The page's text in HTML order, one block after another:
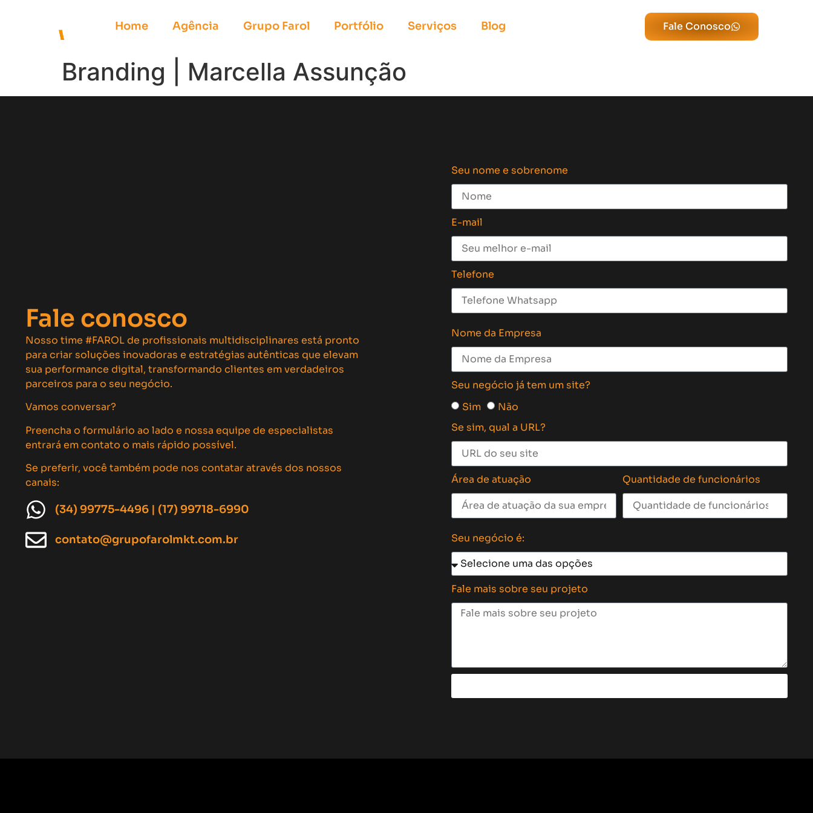
Home Agência Grupo Farol Portfólio Serviços Blog Fale Conosco
Branding | Marcella Assunção
Fale conosco
Nosso time #FAROL de profissionais multidisciplinares está pronto
para criar soluções inovadoras e estratégias autênticas que elevam
sua performance digital, transformando clientes em verdadeiros
parceiros para o seu negócio.
Vamos conversar?
Preencha o formulário ao lado e nossa equipe de especialistas
entrará em contato o mais rápido possível.
Se preferir, você também pode nos contatar através dos nossos
canais:
(34) 99775-4496 | (17) 99718-6990
contato@grupofarolmkt.com.br
Seu nome e sobrenome
E-mail
Telefone
Nome da Empresa
Seu negócio já tem um site?
Sim
Não
Se sim, qual a URL?
Área de atuação Quantidade de funcionários
Seu negócio é:
Fale mais sobre seu projeto